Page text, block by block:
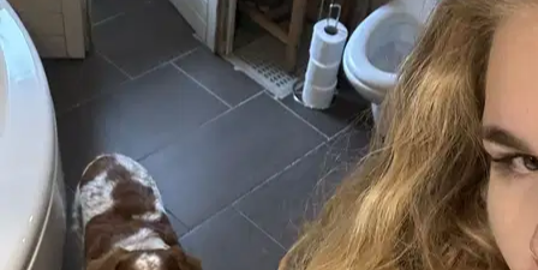
Serena Trevisanato
Nuovo
Venezia, 30174
a 7,2 km di distanza